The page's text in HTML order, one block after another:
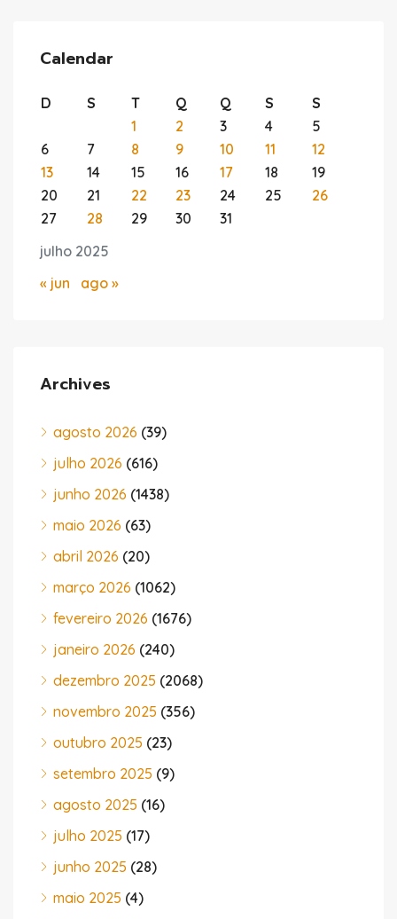
Calendar
julho 2025
D S T Q Q S
S
1
2 3 4
5
6
7 8 9 10 11
12
13
14 15 16 17 18
19
20
21 22 23 24 25
26
27
28 29 30 31
« jun ago »
Archives
agosto 2026 (39)
julho 2026 (616)
junho 2026 (1438)
maio 2026 (63)
abril 2026 (20)
março 2026 (1062)
fevereiro 2026 (1676)
janeiro 2026 (240)
dezembro 2025 (2068)
novembro 2025 (356)
outubro 2025 (23)
setembro 2025 (9)
agosto 2025 (16)
julho 2025 (17)
junho 2025 (28)
maio 2025 (4)